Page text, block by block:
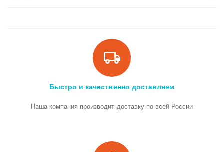
Быстро и качественно доставляем
Наша компания производит доставку по всей России